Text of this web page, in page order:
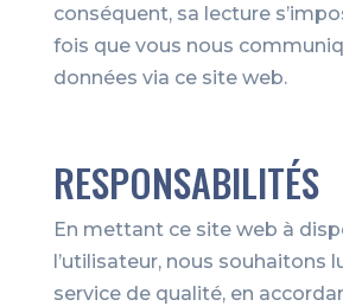
conséquent, sa lecture
fois que vous nous
données via ce site web.
RESPONSABILITÉS
En mettant ce site web à
l’utilisateur, nous souhaitons
service de qualité, en